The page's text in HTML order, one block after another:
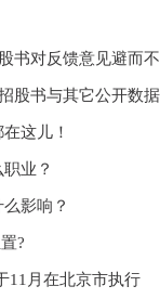
书对反馈意见避而
股书与其它公开数
这儿！
业？
影响？
?
11月在北京市执行